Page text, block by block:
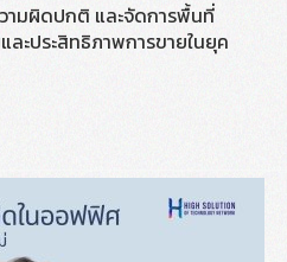
มผิดปกติ และจัดการพื้นที่
ะประสิทธิภาพการขายในยุค